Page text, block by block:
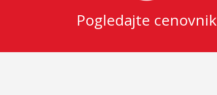
Pogledajte cenovnik